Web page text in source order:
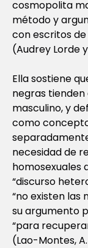
cosmopolita
método y
con escritos
(Audrey Lorde
Ella sostiene
negras
masculino, y
como
necesidad de
homosexuales
“discurso
“no existen las
su argumento
“para
(Lao-Montes,